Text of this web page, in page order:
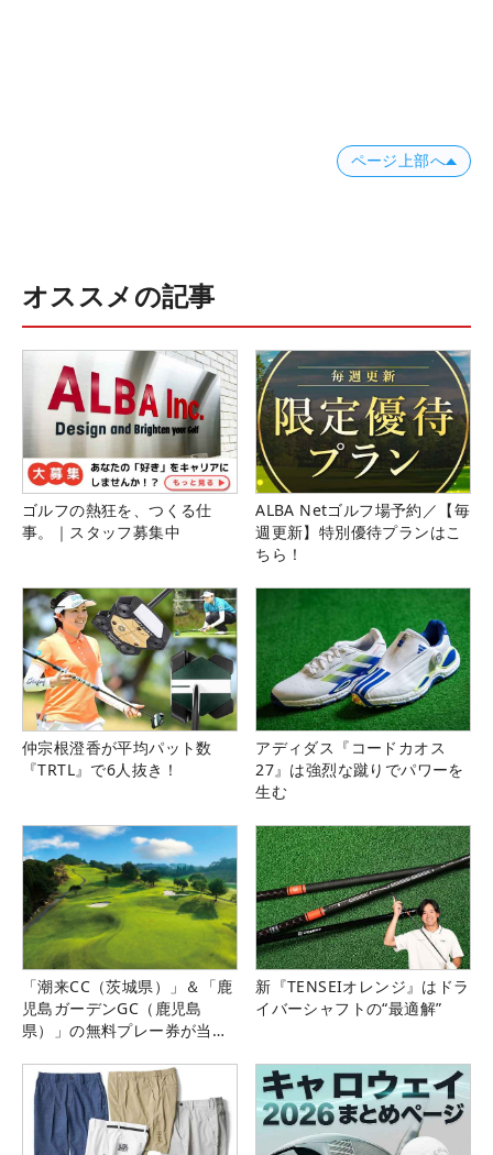
ページ上部へ
オススメの記事
ゴルフの熱狂を、つくる仕
事。｜スタッフ募集中
ALBA Netゴルフ場予約／【毎
週更新】特別優待プランはこ
ちら！
仲宗根澄香が平均パット数
『TRTL』で6人抜き！
アディダス『コードカオス
27』は強烈な蹴りでパワーを
生む
「潮来CC（茨城県）」＆「鹿
児島ガーデンGC（鹿児島
県）」の無料プレー券が当た
新『TENSEIオレンジ』はドラ
イバーシャフトの“最適解”